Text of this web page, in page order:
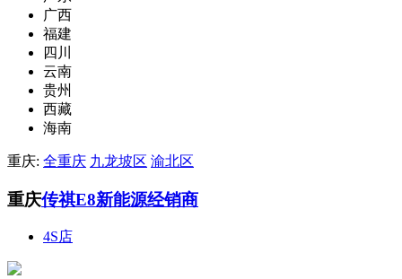
广西
福建
四川
云南
贵州
西藏
海南
重庆: 全重庆 九龙坡区 渝北区
重庆传祺E8新能源经销商
4S店